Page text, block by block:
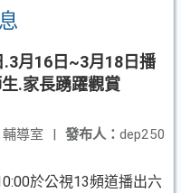
月16日~3月18日播
.家長踴躍觀賞
發布人： dep250
輔導室 |
於公視13頻道播出六